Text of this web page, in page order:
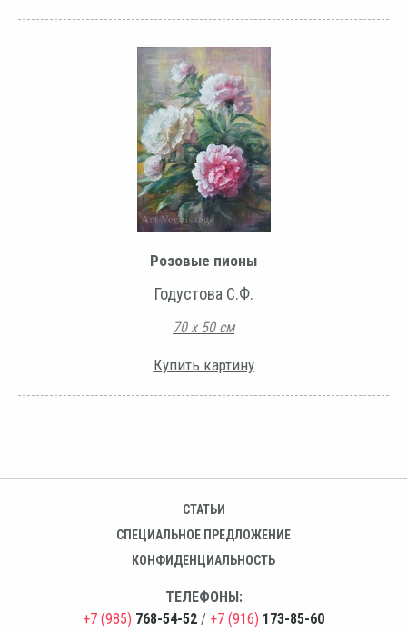
Розовые пионы
Годустова С.Ф.
70 х 50 см
Купить картину
СТАТЬИ
СПЕЦИАЛЬНОЕ ПРЕДЛОЖЕНИЕ
КОНФИДЕНЦИАЛЬНОСТЬ
ТЕЛЕФОНЫ:
+7 (985) 768-54-52 / +7 (916) 173-85-60